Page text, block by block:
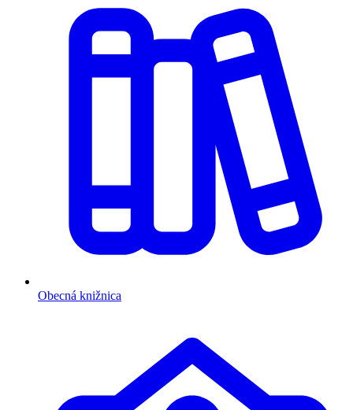
Obecná knižnica